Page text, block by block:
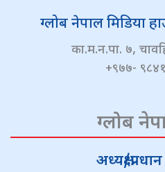
ग्लोब नेपाल मिडिया
का.म.न.पा. ७,
+९७७-
ग्लोब
अध्यक्ष/